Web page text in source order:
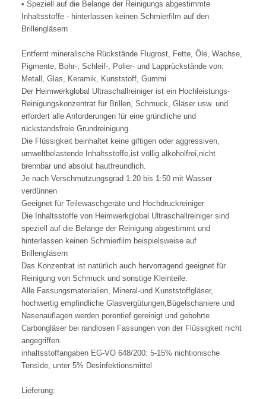
• Speziell auf die Belange der Reinigungs abgestimmte
Inhaltsstoffe - hinterlassen keinen Schmierfilm auf den
Brillengläsern
Entfernt mineralische Rückstände Flugrost, Fette, Öle, Wachse,
Pigmente, Bohr-, Schleif-, Polier- und Lapprückstände von:
Metall, Glas, Keramik, Kunststoff, Gummi
Der Heimwerkglobal Ultraschallreiniger ist ein Hochleistungs-
Reinigungskonzentrat für Brillen, Schmuck, Gläser usw. und
erfordert alle Anforderungen für eine gründliche und
rückstandsfreie Grundreinigung.
Die Flüssigkeit beinhaltet keine giftigen oder aggressiven,
umweltbelastende Inhaltsstoffe,ist völlig alkoholfrei,nicht
brennbar und absolut hautfreundlich.
Je nach Verschmutzungsgrad 1:20 bis 1:50 mit Wasser
verdünnen
Geeignet für Teilewaschgeräte und Hochdruckreiniger
Die Inhaltsstoffe von Heimwerkglobal Ultraschallreiniger sind
speziell auf die Belange der Reinigung abgestimmt und
hinterlassen keinen Schmierfilm beispielsweise auf
Brillengläsern
Das Konzentrat ist natürlich auch hervorragend geeignet für
Reinigung von Schmuck und sonstige Kleinteile.
Alle Fassungsmaterialien, Mineral-und Kunststoffgläser,
hochwertig empfindliche Glasvergütungen,Bügelschaniere und
Nasenauflagen werden porentief gereinigt und gebohrte
Carbongläser bei randlosen Fassungen von der Flüssigkeit nicht
angegriffen.
inhaltsstoffangaben EG-VO 648/200: 5-15% nichtionische
Tenside, unter 5% Desinfektionsmittel
Lieferung: